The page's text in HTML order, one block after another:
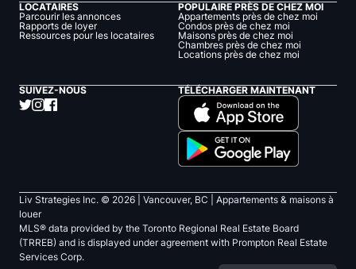
LOCATAIRES
Parcourir les annonces
Rapports de loyer
Ressources pour les locataires
POPULAIRE PRÈS DE CHEZ MOI
Appartements près de chez moi
Condos près de chez moi
Maisons près de chez moi
Chambres près de chez moi
Locations près de chez moi
SUIVEZ-NOUS TÉLÉCHARGER MAINTENANT
Liv Strategies Inc. © 2026 | Vancouver, BC |
Appartements & maisons à
louer
MLS® data provided by the Toronto Regional Real Estate Board
(TRREB) and is displayed under agreement with Prompton Real Estate
Services Corp.